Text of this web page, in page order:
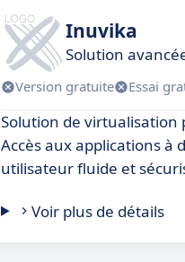
Inuvika
Solution
Version gratuite Essai
Solution de
Accès aux applications à
utilisateur fluide et
Voir plus de détails